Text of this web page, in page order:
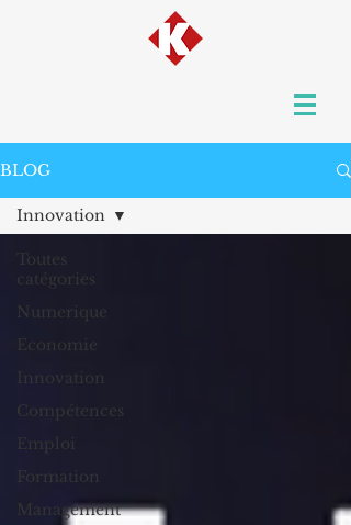
BLOG
Toutes
catégories
Numerique
Economie
Innovation
Compétences
Emploi
Formation
Management
Innovation